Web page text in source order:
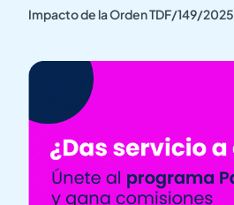
Impacto de la Orden TDF/149/2025